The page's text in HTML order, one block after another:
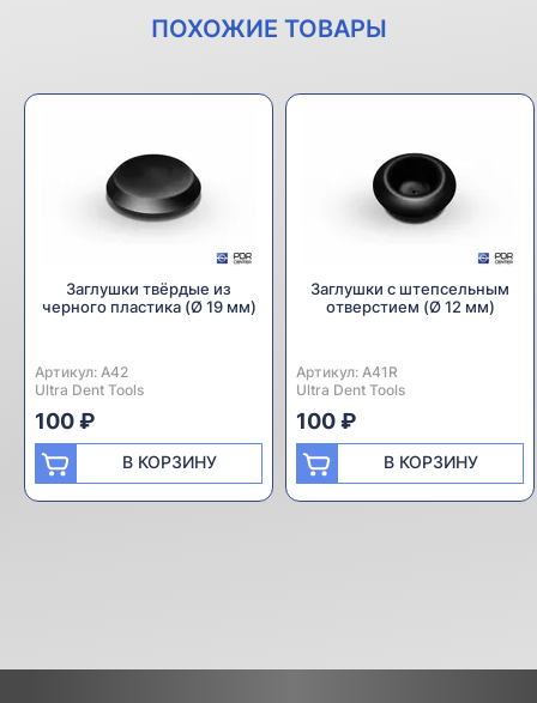
ПОХОЖИЕ ТОВАРЫ
Заглушки твёрдые из
черного пластика (Ø 19 мм)
Артикул: A42
Производитель:
Ultra Dent Tools
100 ₽
В КОРЗИНУ
Заглушки с штепсельным
отверстием (Ø 12 мм)
Артикул: A41R
Производитель:
Ultra Dent Tools
100 ₽
В КОРЗИНУ